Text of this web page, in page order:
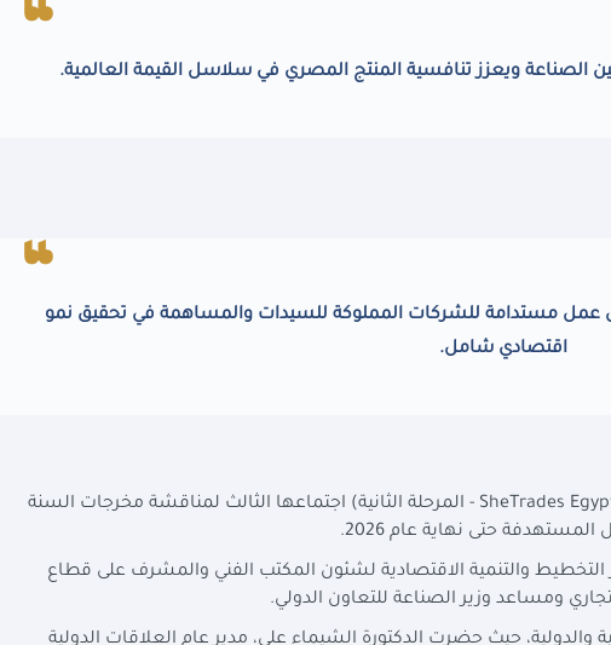
ويعزز تنافسية المنتج المصري في سلاسل القيمة العالمية.
مستدامة للشركات المملوكة للسيدات والمساهمة في تحقيق نمو
اقتصادي شامل.
SheTrades - المرحلة الثانية) اجتماعها الثالث لمناقشة مخرجات السنة
حتى نهاية عام 2026.
والتنمية الاقتصادية لشئون المكتب الفني والمشرف على قطاع
ومساعد وزير الصناعة للتعاون الدولي.
حيث حضرت الدكتورة الشيماء علي، مدير عام العلاقات الدولية